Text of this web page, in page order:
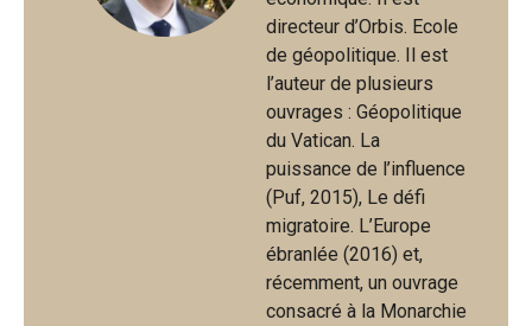
directeur d’Orbis. Ecole
de géopolitique. Il est
l’auteur de plusieurs
ouvrages : Géopolitique
du Vatican. La
puissance de l’influence
(Puf, 2015), Le défi
migratoire. L’Europe
ébranlée (2016) et,
récemment, un ouvrage
consacré à la Monarchie